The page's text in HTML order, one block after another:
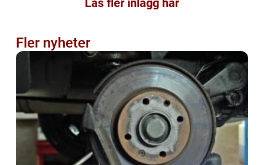
Läs fler inlägg här
Fler nyheter